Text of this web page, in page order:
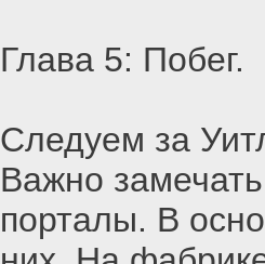
Глава 5: Побег.
Следуем за
Важно
порталы. В